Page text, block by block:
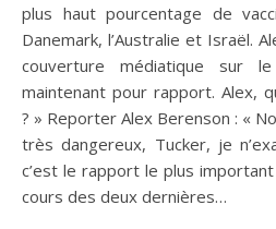
plus haut pourcentage de
Danemark, l’Australie et Israël.
couverture médiatique sur
maintenant pour rapport. Alex,
? » Reporter Alex Berenson : «
très dangereux, Tucker, je
c’est le rapport le plus
cours des deux dernières…